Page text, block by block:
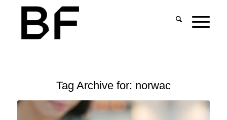
Tag Archive for: norwac